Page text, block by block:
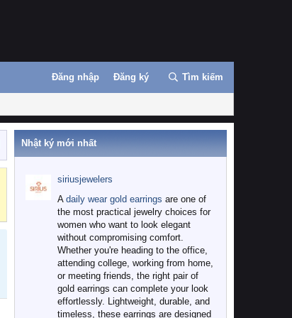
Đăng nhập Đăng ký Tìm kiếm
Nhật ký mới nhất
siriusjewelers
A daily wear gold earrings are one of
the most practical jewelry choices for
women who want to look elegant
without compromising comfort.
Whether you're heading to the office,
attending college, working from home,
or meeting friends, the right pair of
gold earrings can complete your look
effortlessly. Lightweight, durable, and
timeless, these earrings are designed